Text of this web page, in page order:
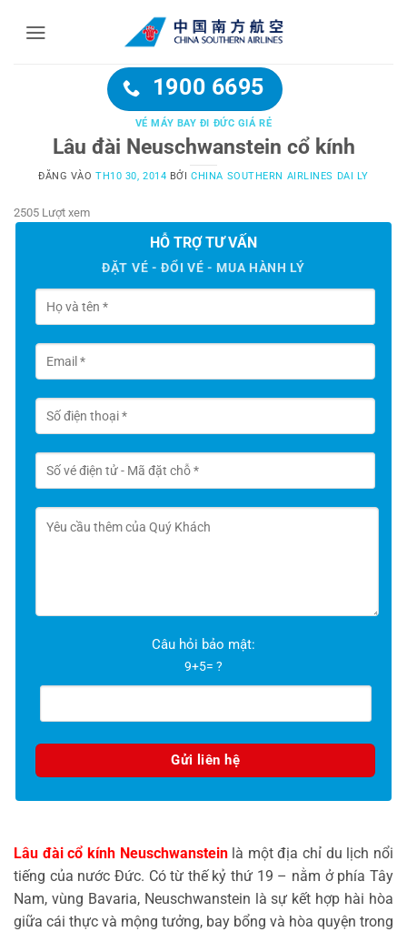
1900 6695
VÉ MÁY BAY ĐI ĐỨC GIÁ RẺ
Lâu đài Neuschwanstein cổ kính
ĐĂNG VÀOTH10 30, 2014 BỞICHINA SOUTHERN AIRLINES DAI LY
2505 Lượt xem
HỖ TRỢ TƯ VẤN
ĐẶT VÉ - ĐỔI VÉ - MUA HÀNH LÝ
Câu hỏi bảo mật:
9+5= ?
Lâu đài cổ kính Neuschwansteinlà một địa chỉ du lịch nổi
tiếng của nước Đức. Có từ thế kỷ thứ 19 – nằm ở phía Tây
Nam, vùng Bavaria, Neuschwanstein là sự kết hợp hài hòa
giữa cái thực và mộng tưởng, bay bổng và hòa quyện trong